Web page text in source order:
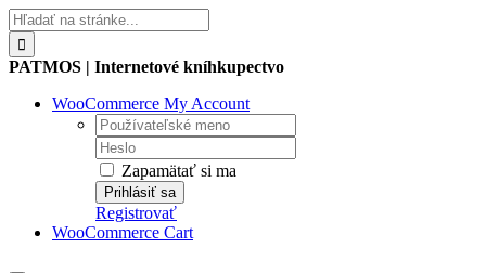
Skip
to
content
Hľadať:
PATMOS | Internetové kníhkupectvo
WooCommerce My Account
Username:
Password:
Zapamätať si ma
Registrovať
WooCommerce Cart